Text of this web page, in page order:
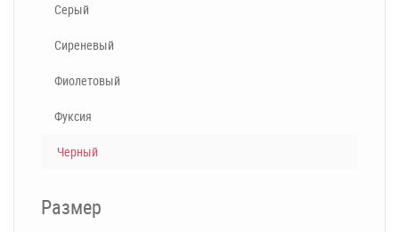
Серый
Сиреневый
Фиолетовый
Фуксия
Черный
Размер